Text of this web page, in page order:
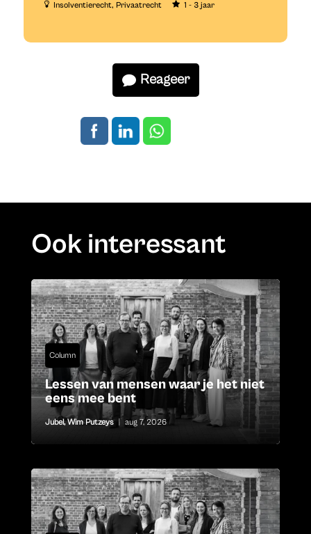
Insolventierecht Privaatrecht 1 - 3 jaar
Reageer
Ook interessant
Column
Lessen van mensen waar je het niet
eens mee bent
Jubel,Wim Putzeys | aug 7, 2026